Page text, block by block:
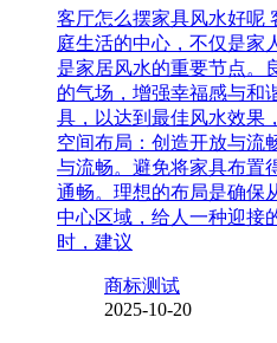
客厅怎么摆家具风水好呢
庭生活的中心，不仅是家
是家居风水的重要节点。
的气场，增强幸福感与和
具，以达到最佳风水效果
空间布局：创造开放与流
与流畅。避免将家具布置
通畅。理想的布局是确保
中心区域，给人一种迎接
时，建议
商标测试
2025-10-20